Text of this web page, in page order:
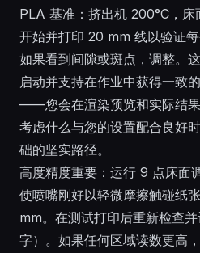
PLA 基准：挤出机 200°C，
开始并打印 20 mm 线以验证
如果看到间隙或斑点，调整。
启动并支持在作业中获得一致
——您会在渲染预览和实际结
考虑什么与您的设置配合良好
础的坚实路径。
高度精度重要：运行 9 点床面
使喷嘴刚好以轻微摩擦触碰纸
mm。在测试打印后重新检查
字）。如果任何区域读数更高